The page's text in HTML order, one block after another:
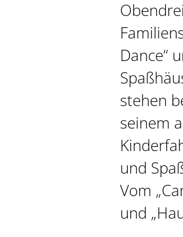
Dance“
stehen
seinem
und
Vom
und